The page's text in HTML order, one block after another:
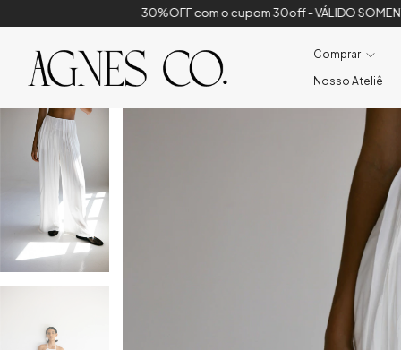
30%OFF com o cupom 30off - VÁLIDO SOMENTE ESSA SEMANA
Comprar
Nosso Ateliê